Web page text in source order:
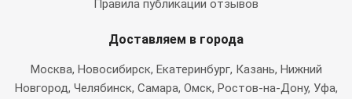
Правила публикации отзывов
Доставляем в города
Москва, Новосибирск, Екатеринбург, Казань, Нижний
Новгород, Челябинск, Самара, Омск, Ростов-на-Дону, Уфа,